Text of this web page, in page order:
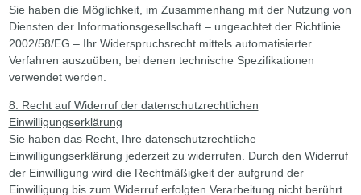
Sie haben die Möglichkeit, im Zusammenhang mit der Nutzung von
Diensten der Informationsgesellschaft – ungeachtet der Richtlinie
2002/58/EG – Ihr Widerspruchsrecht mittels automatisierter
Verfahren auszuüben, bei denen technische Spezifikationen
verwendet werden.
8. Recht auf Widerruf der datenschutzrechtlichen
Einwilligungserklärung
Sie haben das Recht, Ihre datenschutzrechtliche
Einwilligungserklärung jederzeit zu widerrufen. Durch den Widerruf
der Einwilligung wird die Rechtmäßigkeit der aufgrund der
Einwilligung bis zum Widerruf erfolgten Verarbeitung nicht berührt.